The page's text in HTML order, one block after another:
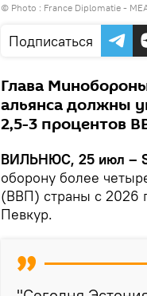
© Photo : France Diplomatie -
Подписаться
Глава
альянса должны
2,5-3 процентов
ВИЛЬНЮС, 25 июл –
оборону более
(ВВП) страны с 2026
Певкур.